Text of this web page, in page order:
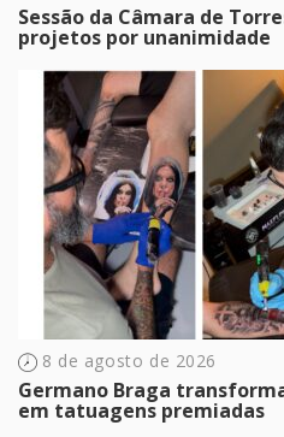
Sessão da Câmara de
projetos por unanimidade
8 de agosto de 2026
Germano Braga
em tatuagens premiadas